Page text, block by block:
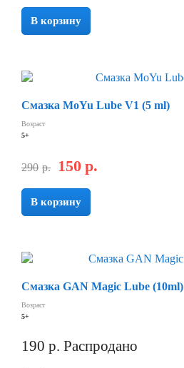
В корзину
Смазка MoYu Lube V1 (5 ml)
Возраст
5+
290 р. 150 р.
В корзину
Смазка GAN Magic Lube (10ml)
Возраст
5+
190 р. Распродано